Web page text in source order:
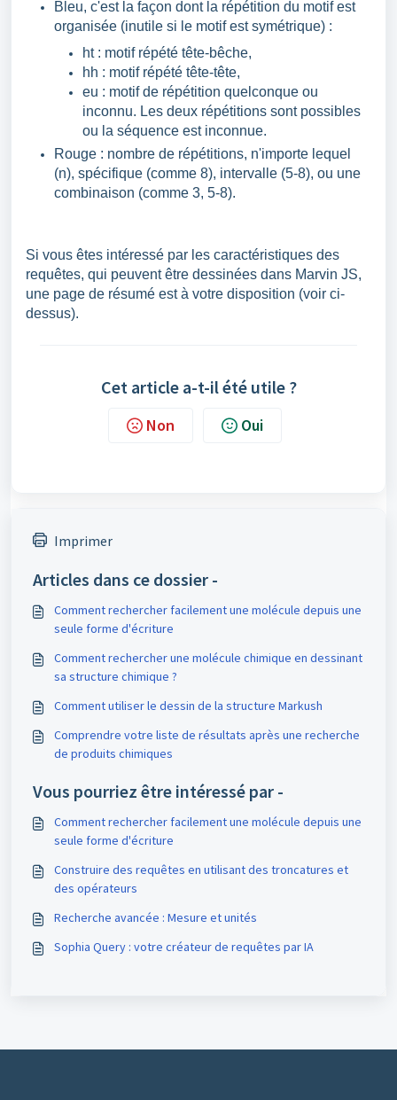
Bleu, c'est la façon dont la répétition du motif est
organisée (inutile si le motif est symétrique) :
ht : motif répété tête-bêche,
hh : motif répété tête-tête,
eu : motif de répétition quelconque ou
inconnu. Les deux répétitions sont possibles
ou la séquence est inconnue.
Rouge : nombre de répétitions, n'importe lequel
(n), spécifique (comme 8), intervalle (5-8), ou une
combinaison (comme 3, 5-8).
Si vous êtes intéressé par les caractéristiques des
requêtes, qui peuvent être dessinées dans Marvin JS,
une page de résumé est à votre disposition (voir ci-
dessus).
Cet article a-t-il été utile ?
Non Oui
Imprimer
Articles dans ce dossier -
Comment rechercher facilement une molécule depuis une
seule forme d'écriture
Comment rechercher une molécule chimique en dessinant
sa structure chimique ?
Comment utiliser le dessin de la structure Markush
Comprendre votre liste de résultats après une recherche
de produits chimiques
Vous pourriez être intéressé par -
Comment rechercher facilement une molécule depuis une
seule forme d'écriture
Construire des requêtes en utilisant des troncatures et
des opérateurs
Recherche avancée : Mesure et unités
Sophia Query : votre créateur de requêtes par IA